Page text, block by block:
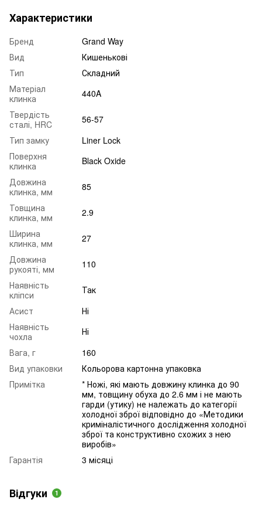
Характеристики
Бренд
Grand Way
Вид
Кишенькові
Тип
Складний
Матеріал
клинка
440A
Твердість
сталі, HRC
56-57
Тип замку
Liner Lock
Поверхня
клинка
Black Oxide
Довжина
клинка, мм
85
Товщина
клинка, мм
2.9
Ширина
клинка, мм
27
Довжина
рукояті, мм
110
Наявність
кліпси
Так
Асист
Ні
Наявність
чохла
Ні
Вага, г
160
Вид упаковки
Кольорова картонна упаковка
Примітка
* Ножі, які мають довжину клинка до 90
мм, товщину обуха до 2.6 мм і не мають
гарди (утику) не належать до категорії
холодної зброї відповідно до «Методики
криміналістичного дослідження холодної
зброї та конструктивно схожих з нею
виробів»
Гарантія
3 місяці
Відгуки 1